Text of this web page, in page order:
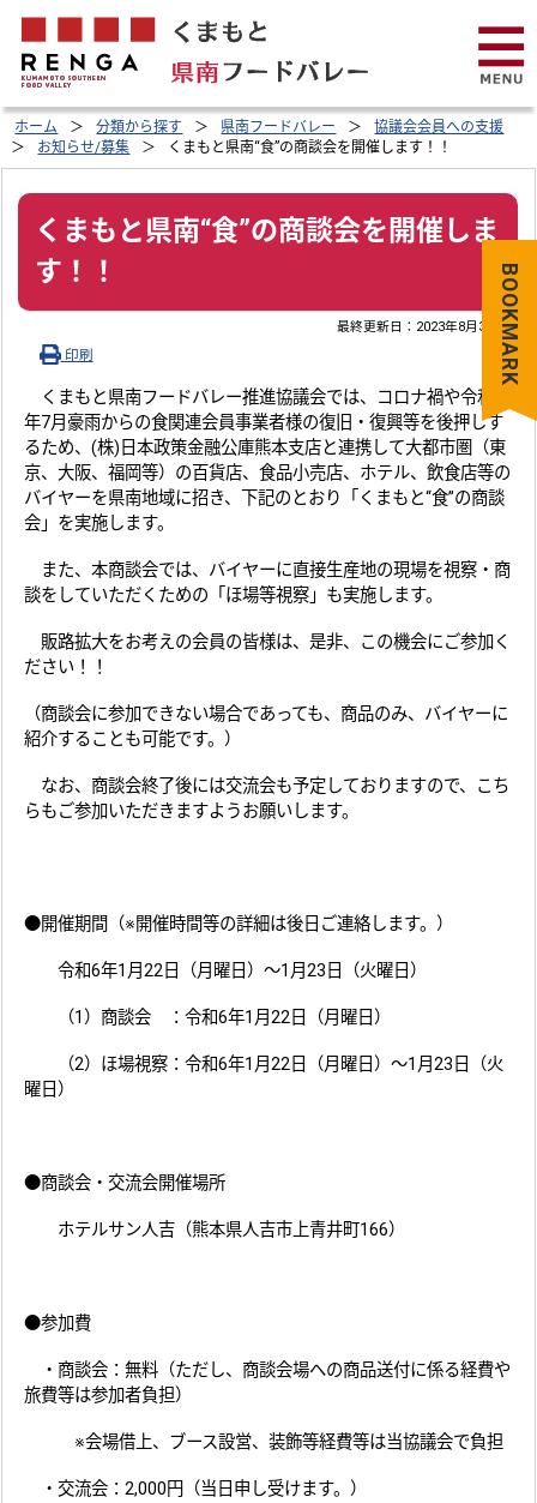
ホーム 分類から探す 県南フードバレー
協議会会員への支援
お知らせ/募集
くまもと県南“食”の商談会を開催します！！
くまもと県南“食”の商談会を開催しま
す！！
最終更新日： 2023年8月31日
印刷
くまもと県南フードバレー推進協議会では、コロナ禍や令和2
年7月豪雨からの食関連会員事業者様の復旧・復興等を後押しす
るため、(株)日本政策金融公庫熊本支店と連携して大都市圏（東
京、大阪、福岡等）の百貨店、食品小売店、ホテル、飲食店等の
バイヤーを県南地域に招き、下記のとおり「くまもと“食”の商談
会」を実施します。
また、本商談会では、バイヤーに直接生産地の現場を視察・商
談をしていただくための「ほ場等視察」も実施します。
販路拡大をお考えの会員の皆様は、是非、この機会にご参加く
ださい！！
（商談会に参加できない場合であっても、商品のみ、バイヤーに
紹介することも可能です。）
なお、商談会終了後には交流会も予定しておりますので、こち
らもご参加いただきますようお願いします。
●開催期間（※開催時間等の詳細は後日ご連絡します。）
令和6年1月22日（月曜日）～1月23日（火曜日）
（1）商談会 ：令和6年1月22日（月曜日）
（2）ほ場視察：令和6年1月22日（月曜日）～1月23日（火
曜日）
●商談会・交流会開催場所
ホテルサン人吉（熊本県人吉市上青井町166）
●参加費
・商談会：無料（ただし、商談会場への商品送付に係る経費や
旅費等は参加者負担）
※会場借上、ブース設営、装飾等経費等は当協議会で負担
・交流会：2,000円（当日申し受けます。）
BOOKMARK